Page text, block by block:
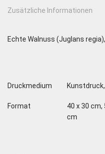
Zusätzliche Informationen
Echte Walnuss (Juglans
Druckmedium
Format
40 x 30 cm,
cm